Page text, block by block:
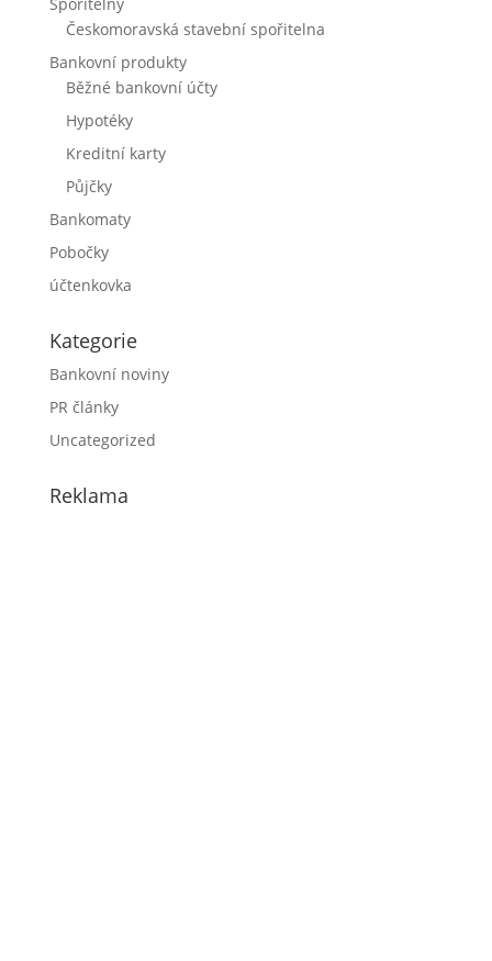
Českomoravská stavební spořitelna
Bankovní produkty
Běžné bankovní účty
Hypotéky
Kreditní karty
Půjčky
Bankomaty
Pobočky
účtenkovka
Kategorie
Bankovní noviny
PR články
Uncategorized
Reklama